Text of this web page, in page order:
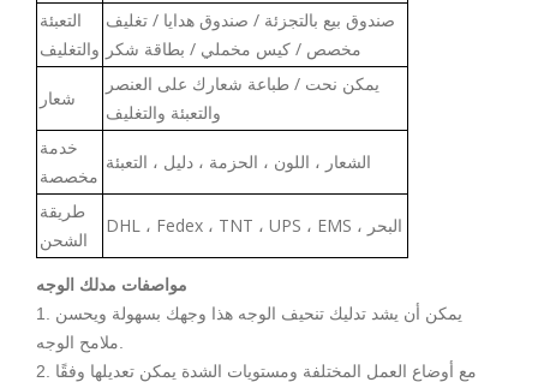
التعبئة
والتغليف
صندوق بيع بالتجزئة / صندوق هدايا / تغليف
مخصص / كيس مخملي / بطاقة شكر
شعار
يمكن نحت / طباعة شعارك على العنصر
والتعبئة والتغليف
خدمة
مخصصة
الشعار ، اللون ، الحزمة ، دليل ، التعبئة
طريقة
الشحن
DHL ، Fedex ، TNT ، UPS ، EMS ، البحر
مواصفات مدلك الوجه
1. يمكن أن يشد تدليك تنحيف الوجه هذا وجهك بسهولة ويحسن
2. مع أوضاع العمل المختلفة ومستويات الشدة يمكن تعديلها وفقًا